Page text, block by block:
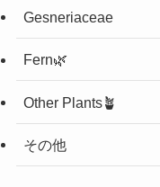
Gesneriaceae
Fern🌿
Other Plants🪴
その他